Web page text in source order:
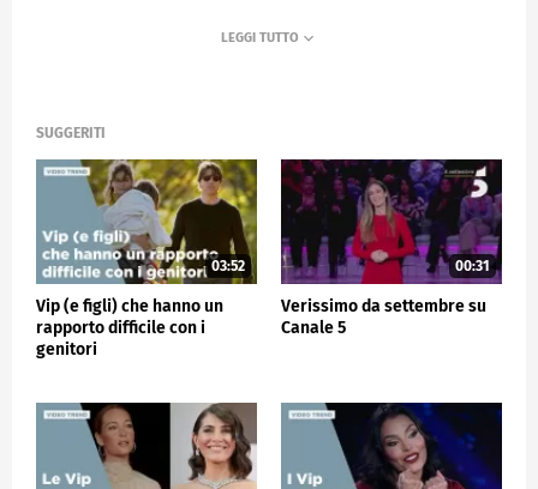
VERISSIMO
SUGGERITI
03:52
Vip (e figli) che hanno un
rapporto difficile con i
genitori
00:31
Verissimo da settembre su
Canale 5